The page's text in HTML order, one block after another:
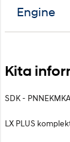
Engine
Kita
SDK - PNNEKMKA
LX PLUS